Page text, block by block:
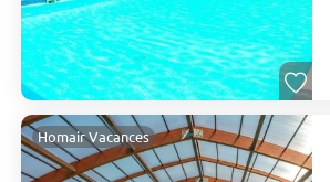
Homair Vacances